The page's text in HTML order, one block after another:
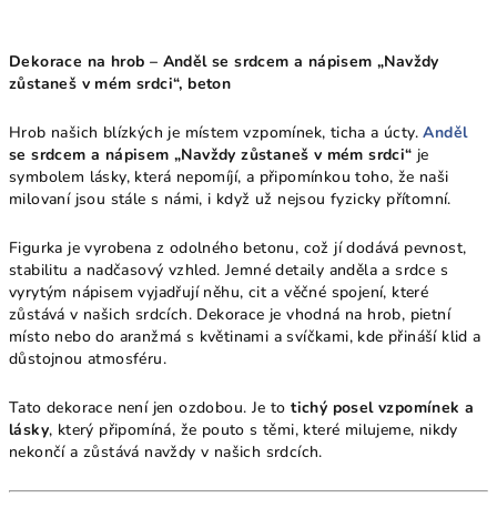
Dekorace na hrob – Anděl se srdcem a nápisem „Navždy
zůstaneš v mém srdci“, beton
Hrob našich blízkých je místem vzpomínek, ticha a úcty.Anděl
se srdcem a nápisem „Navždy zůstaneš v mém srdci“ je
symbolem lásky, která nepomíjí, a připomínkou toho, že naši
milovaní jsou stále s námi, i když už nejsou fyzicky přítomní.
Figurka je vyrobena z odolného betonu, což jí dodává pevnost,
stabilitu a nadčasový vzhled. Jemné detaily anděla a srdce s
vyrytým nápisem vyjadřují něhu, cit a věčné spojení, které
zůstává v našich srdcích. Dekorace je vhodná na hrob, pietní
místo nebo do aranžmá s květinami a svíčkami, kde přináší klid a
důstojnou atmosféru.
Tato dekorace není jen ozdobou. Je totichý posel vzpomínek a
lásky, který připomíná, že pouto s těmi, které milujeme, nikdy
nekončí a zůstává navždy v našich srdcích.